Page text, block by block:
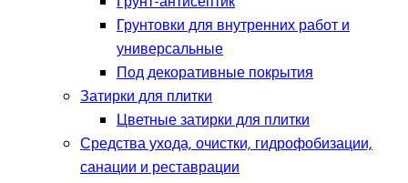
Грунтовки для внутренних работ и
универсальные
Под декоративные покрытия
Затирки для плитки
Цветные затирки для плитки
Средства ухода, очистки, гидрофобизации,
санации и реставрации